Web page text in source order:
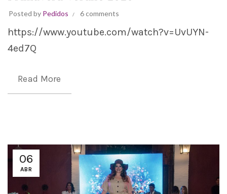
Posted by Pedidos 6 comments
https://www.youtube.com/watch?v=UvUYN-
4ed7Q
Read More
06
ABR